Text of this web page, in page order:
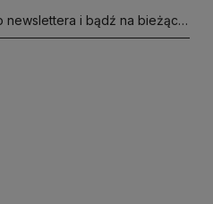
newslettera i bądź na bieżąco z